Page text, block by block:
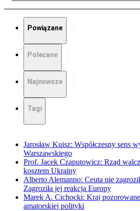
Powiązane
Polecane
Najnowsze
Tagi
Jarosław Kuisz: Współczesny sens
Warszawskiego
Prof. Jacek Czaputowicz: Rząd
kosztem Ukrainy
Alberto Alemanno: Ceuta nie
Zagroziła jej reakcja Europy
Marek A. Cichocki: Kraj
amatorskiej polityki